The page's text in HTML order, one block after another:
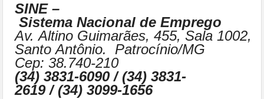
SINE –
Sistema Nacional de Emprego
Av. Altino Guimarães, 455, Sala 1002,
Santo Antônio. Patrocínio/MG
Cep: 38.740-210
(34) 3831-6090 / (34) 3831-
2619 / (34) 3099-1656